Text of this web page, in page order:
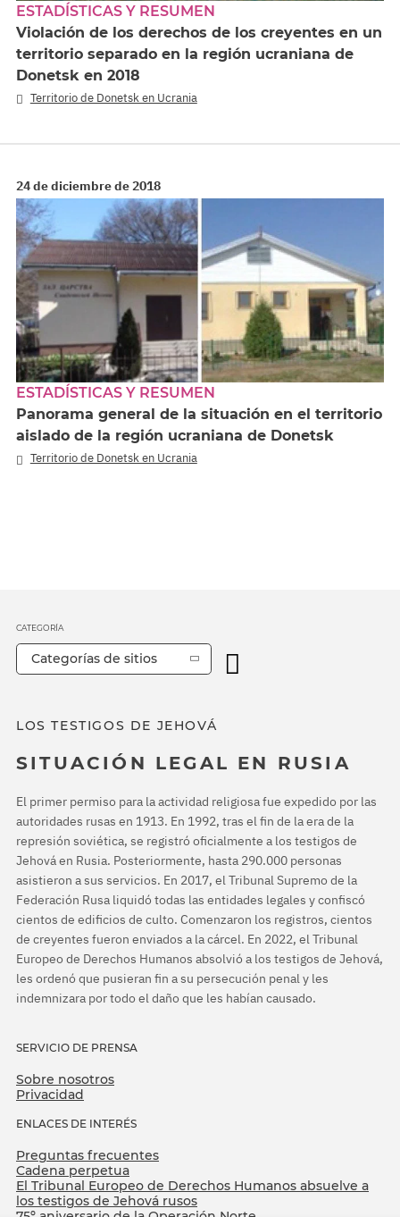
ESTADÍSTICAS Y RESUMEN
Violación de los derechos de los creyentes en un
territorio separado en la región ucraniana de
Donetsk en 2018
Territorio de Donetsk en Ucrania
24 de diciembre de 2018
ESTADÍSTICAS Y RESUMEN
Panorama general de la situación en el territorio
aislado de la región ucraniana de Donetsk
Territorio de Donetsk en Ucrania
LOS TESTIGOS DE JEHOVÁ
SITUACIÓN LEGAL EN RUSIA
El primer permiso para la actividad religiosa fue expedido por las
autoridades rusas en 1913. En 1992, tras el fin de la era de la
represión soviética, se registró oficialmente a los testigos de
Jehová en Rusia. Posteriormente, hasta 290.000 personas
asistieron a sus servicios. En 2017, el Tribunal Supremo de la
Federación Rusa liquidó todas las entidades legales y confiscó
cientos de edificios de culto. Comenzaron los registros, cientos
de creyentes fueron enviados a la cárcel. En 2022, el Tribunal
Europeo de Derechos Humanos absolvió a los testigos de Jehová,
les ordenó que pusieran fin a su persecución penal y les
indemnizara por todo el daño que les habían causado.
SERVICIO DE PRENSA
Sobre nosotros
Privacidad
ENLACES DE INTERÉS
Preguntas frecuentes
Cadena perpetua
El Tribunal Europeo de Derechos Humanos absuelve a
los testigos de Jehová rusos
CATEGORÍA
Categorías de sitios